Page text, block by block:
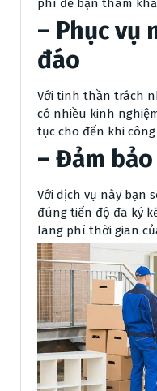
phí để bạn tham
– Phục vụ
đáo
Với tinh thần trách
có nhiều kinh
tục cho đến khi
– Đảm
Với dịch vụ này bạn
đúng tiến độ đã ký
lãng phí thời gian